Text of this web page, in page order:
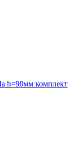
h=90мм комплект